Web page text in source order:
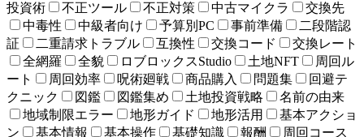
投資術
不正ツール 不正対策 中古マイクラ
交換先
中毒性
中級者向け 予算別PC 事前準備
二段階認
証
二重請求トラブル 互換性 交換コード
交換レート
全網羅
全貌 ロブロックスStudio 土地NFT
周回ル
ート
周回効率 呪術廻戦 商品購入 問題集
回避テ
クニック
図鑑 図鑑集め 土地投資戦略
名前の由来
地域制限エラー
地形ガイド 地形活用
基本アクショ
ン
基本情報 基本操作 基礎知識 報酬
周回コース